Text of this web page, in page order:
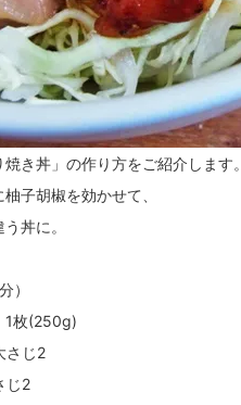
焼き丼」の作り方をご紹介します。
子胡椒を効かせて、
丼に。
）
1枚(250g)
さじ2
じ2